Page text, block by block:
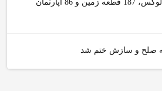
توقیف 86خودروی لوکس، 187 قطعه زمین و 86 آپارتمان